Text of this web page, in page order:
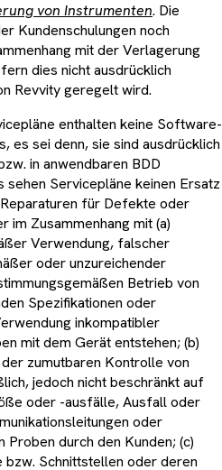
von Instrumenten. Die
Kundenschulungen noch
mit der Verlagerung
dies nicht ausdrücklich
Revvity geregelt wird.
enthalten keine Software-
es sei denn, sie sind ausdrücklich
in anwendbaren BDD
sehen Servicepläne keinen Ersatz
für Defekte oder
im Zusammenhang mit (a)
Verwendung, falscher
oder unzureichender
Betrieb von
Spezifikationen oder
inkompatibler
mit dem Gerät entstehen; (b)
zumutbaren Kontrolle von
jedoch nicht beschränkt auf
oder -ausfälle, Ausfall oder
oder
Proben durch den Kunden; (c)
Schnittstellen oder deren